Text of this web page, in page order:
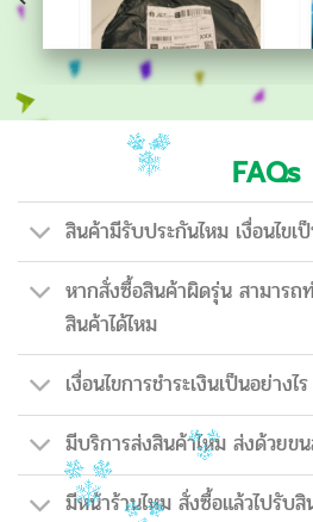
FAQs
สินค้ามีรับประกันไหม เงื่อนไขเ
หากสั่งซื้อสินค้าผิดรุ่น สามารถ
สินค้าได้ไหม
เงื่อนไขการชำระเงินเป็นอย่างไร
มีบริการส่งสินค้าไหม ส่งด้วยขน
มีหน้าร้านไหม สั่งซื้อแล้วไปรับสิ